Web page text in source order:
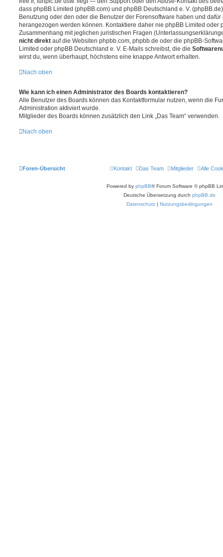
dass phpBB Limited (phpBB.com) und phpBB Deutschland e. V.
Benutzung oder den oder die Benutzer der Forensoftware haben und
herangezogen werden können. Kontaktiere daher nie phpBB Limited oder
Zusammenhang mit jeglichen juristischen Fragen
nicht direkt auf die Websiten phpbb.com, phpbb.de oder die phpBB-
Limited oder phpBB Deutschland e. V. E-Mails schreibst, die die
wirst du, wenn überhaupt, höchstens eine knappe Antwort erhalten.
Nach oben
Wie kann ich einen Administrator des Boards kontaktieren?
Alle Benutzer des Boards können das Kontaktformular nutzen, wenn die
Administration aktiviert wurde.
Mitglieder des Boards können zusätzlich den Link „Das Team“ verwenden.
Nach oben
Foren-Übersicht Alle
Mitglieder
Das Team
Kontakt
Powered by phpBB® Forum Software © phpBB
Deutsche Übersetzung durch phpBB.de
Datenschutz | Nutzungsbedingungen